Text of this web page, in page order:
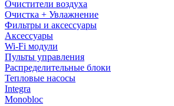
Очистители воздуха
Очистка + Увлажнение
Фильтры и аксессуары
Аксессуары
Wi-Fi модули
Пульты управления
Распределительные блоки
Тепловые насосы
Integra
Monobloc